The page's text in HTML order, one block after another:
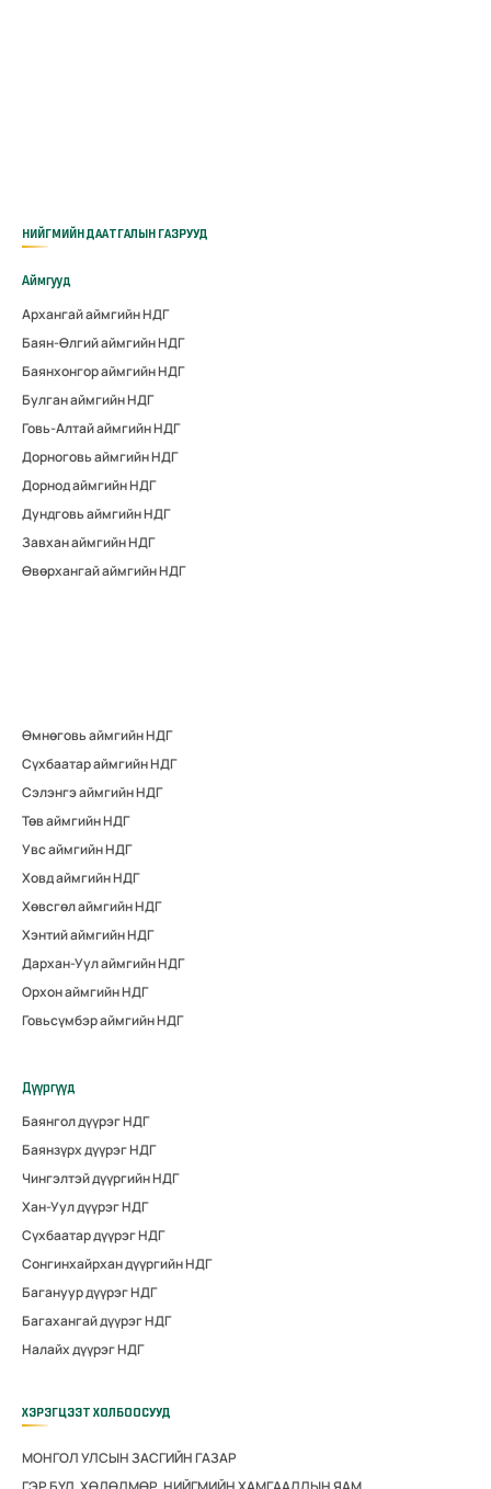
НИЙГМИЙН ДААТГАЛЫН ГАЗРУУД
Аймгууд
Архангай аймгийн НДГ
Баян-Өлгий аймгийн НДГ
Баянхонгор аймгийн НДГ
Булган аймгийн НДГ
Говь-Алтай аймгийн НДГ
Дорноговь аймгийн НДГ
Дорнод аймгийн НДГ
Дундговь аймгийн НДГ
Завхан аймгийн НДГ
Өвөрхангай аймгийн НДГ
Өмнөговь аймгийн НДГ
Сүхбаатар аймгийн НДГ
Сэлэнгэ аймгийн НДГ
Төв аймгийн НДГ
Увс аймгийн НДГ
Ховд аймгийн НДГ
Хөвсгөл аймгийн НДГ
Хэнтий аймгийн НДГ
Дархан-Уул аймгийн НДГ
Орхон аймгийн НДГ
Говьсүмбэр аймгийн НДГ
Дүүргүүд
Баянгол дүүрэг НДГ
Баянзүрх дүүрэг НДГ
Чингэлтэй дүүргийн НДГ
Хан-Уул дүүрэг НДГ
Сүхбаатар дүүрэг НДГ
Сонгинхайрхан дүүргийн НДГ
Багануур дүүрэг НДГ
Багахангай дүүрэг НДГ
Налайх дүүрэг НДГ
ХЭРЭГЦЭЭТ ХОЛБООСУУД
МОНГОЛ УЛСЫН ЗАСГИЙН ГАЗАР